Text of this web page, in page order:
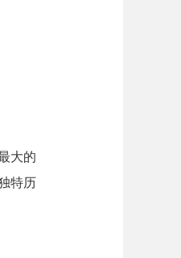
大的
特历